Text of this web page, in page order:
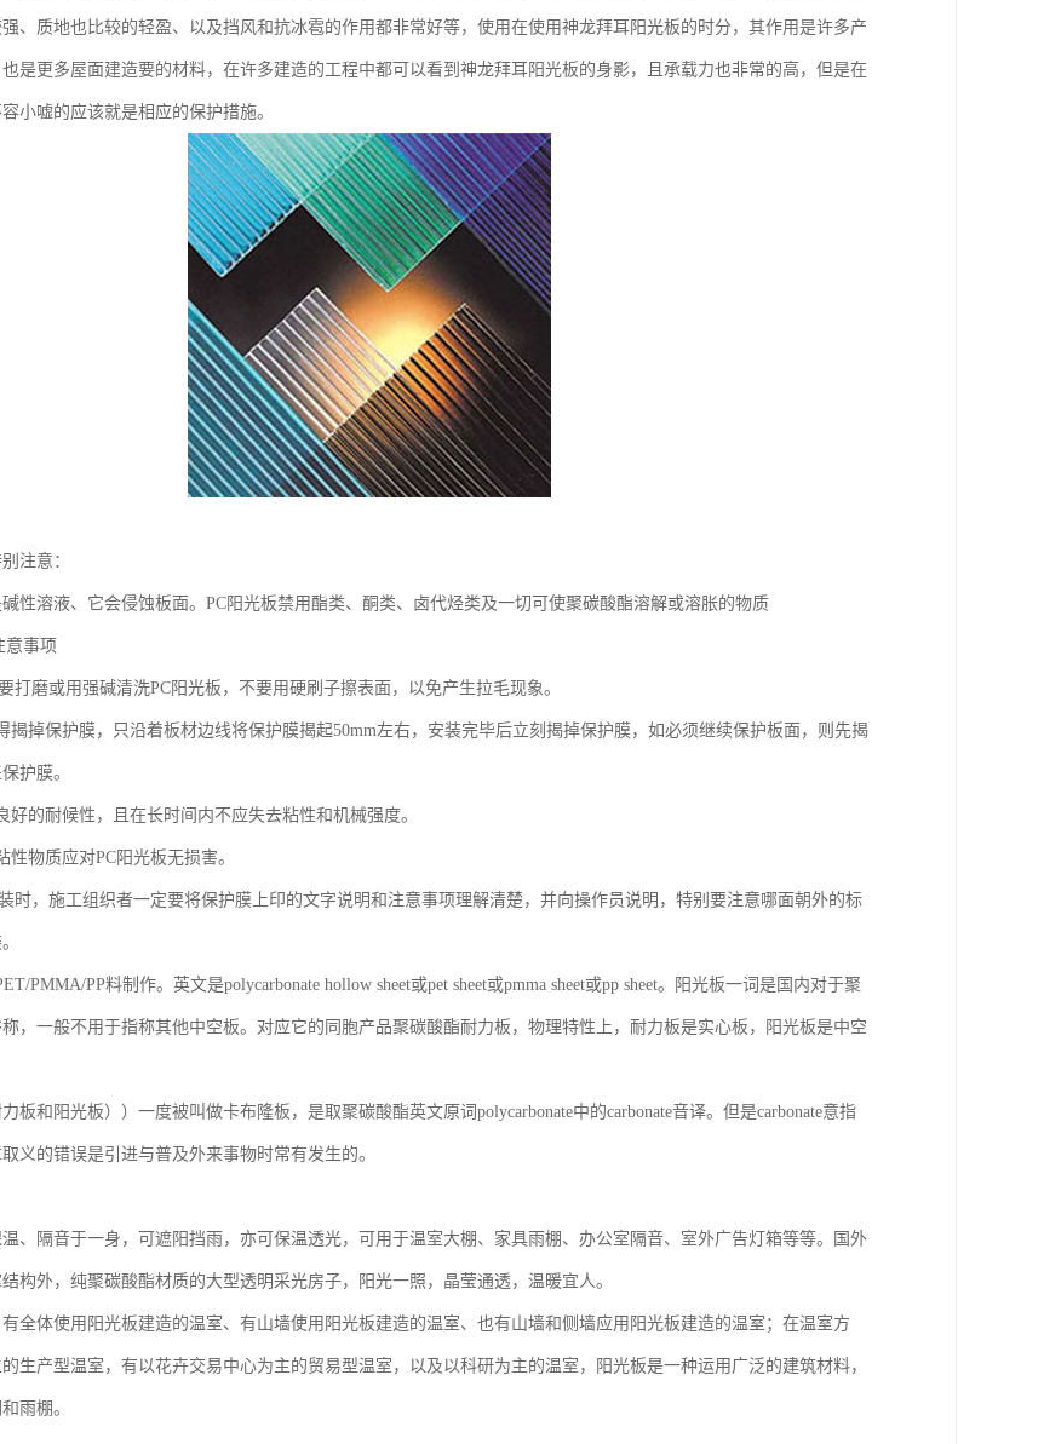
、质地也比较的轻盈、以及挡风和抗冰雹的作用都非常好等，使用在使用神龙拜耳阳光板的时分，其作用是许多产
是更多屋面建造要的材料，在许多建造的工程中都可以看到神龙拜耳阳光板的身影，且承载力也非常的高，但是在
小嘘的应该就是相应的保护措施。
注意：
性溶液、它会侵蚀板面。PC阳光板禁用酯类、酮类、卤代烃类及一切可使聚碳酸酯溶解或溶胀的物质
意事项
要打磨或用强碱清洗PC阳光板，不要用硬刷子擦表面，以免产生拉毛现象。
揭掉保护膜，只沿着板材边线将保护膜揭起50mm左右，安装完毕后立刻揭掉保护膜，如必须继续保护板面，则先揭
护膜。
好的耐候性，且在长时间内不应失去粘性和机械强度。
性物质应对PC阳光板无损害。
装时，施工组织者一定要将保护膜上印的文字说明和注意事项理解清楚，并向操作员说明，特别要注意哪面朝外的标
PMMA/PP料制作。英文是polycarbonate hollow sheet或pet sheet或pmma sheet或pp sheet。阳光板一词是国内对于聚
，一般不用于指称其他中空板。对应它的同胞产品聚碳酸酯耐力板，物理特性上，耐力板是实心板，阳光板是中空
板和阳光板））一度被叫做卡布隆板，是取聚碳酸酯英文原词polycarbonate中的carbonate音译。但是carbonate意指
义的错误是引进与普及外来事物时常有发生的。
、隔音于一身，可遮阳挡雨，亦可保温透光，可用于温室大棚、家具雨棚、办公室隔音、室外广告灯箱等等。国外
构外，纯聚碳酸酯材质的大型透明采光房子，阳光一照，晶莹通透，温暖宜人。
全体使用阳光板建造的温室、有山墙使用阳光板建造的温室、也有山墙和侧墙应用阳光板建造的温室；在温室方
生产型温室，有以花卉交易中心为主的贸易型温室，以及以科研为主的温室，阳光板是一种运用广泛的建筑材料，
雨棚。